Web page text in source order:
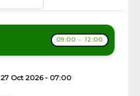
09:00 - 12:00
27 Oct 2026 - 07:00